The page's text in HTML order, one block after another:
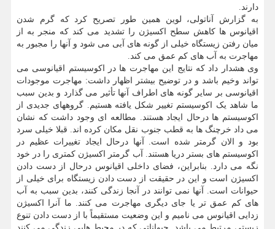
دارند.
به گزارش آناتولی، لوین همین طور تصریح کرد که گرم شدن
اقیانوس ها کاهش سطح اکسیژن را تشدید می کند که منجر به از
میان رفتن زیستگاه خیلی از گونه های آبی می شود و آنها را مجبور به
مهاجرت به آب های کم عمق می کند.
وی هشدار داد که نتایج این مهاجرت ها در اکوسیستم اقیانوسی می
تواند وخیم باشد و در توضیح بیشتر اظهار داشت: مهاجرت موجودات
اقیانوسی بر سایر گونه های اطراف آنها تأثیر می گذارد و بدین سبب
ما شاهد یک اکوسیستم تغییر شکل یافته هستیم. گروههای جدیدی از
اکوسیستم ها درحال ایجاد هستند. مطالعه ای وجود داشت که نشان
می داد خرچنگ ها به قطب جنوب نقل مکان کرده اند. قبلا خیلی سرد
بود و الان گرمتر شده است. آنها درحال ایجاد تغییرات عظیم در
اکوسیستم های بستر دریا هستند. آب گرمتر اکسیژن کمتری را در خود
نگه می دارد. بنابراین، فضای داخلی اقیانوس درحال از دست دادن
اکسیژن است و این در حقیقت از دست دادن زیستگاه برای خیلی از
حیوانات است. آنها نمی توانند در آنجا زندگی کنند، بدین سبب به آب
های کم عمق تر یا جای دیگری مهاجرت می کنند. ما آنرا اکسیژن
زدایی اقیانوس می نامیم و این وضعیت مستقیماً با از دست دادن تنوع